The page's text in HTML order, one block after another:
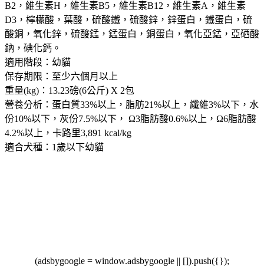
B2，維生素H，維生素B5，維生素B12，維生素A，維生素
D3，檸檬酸，葉酸，硫酸鐵，硫酸鋅，鋅蛋白，鐵蛋白，硫
酸銅，氧化鋅，硫酸錳，錳蛋白，銅蛋白，氧化亞錳，亞硒酸
鈉，碘化鈣。
適用階段：幼貓
保存期限：至少六個月以上
重量(kg)：13.23磅(6公斤) X 2包
營養分析：蛋白質33%以上，脂肪21%以上，纖維3%以下，水
份10%以下，灰份7.5%以下， Ω3脂肪酸0.6%以上，Ω6脂肪酸
4.2%以上，卡路里3,891 kcal/kg
適合犬種：1歲以下幼貓
(adsbygoogle = window.adsbygoogle || []).push({});